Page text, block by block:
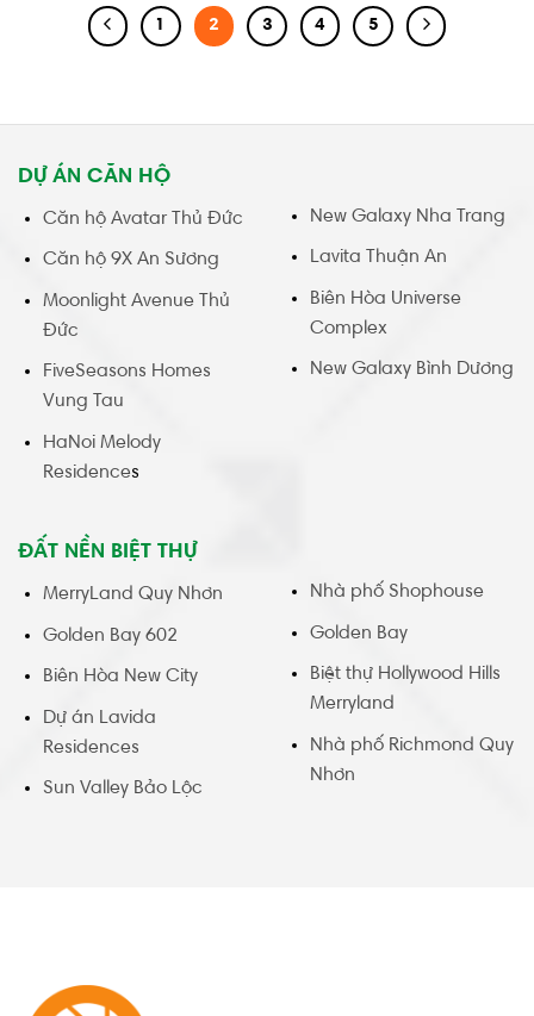
1 2 3 4 5
DỰ ÁN CĂN HỘ
Căn hộ Avatar Thủ Đức
Căn hộ 9X An Sương
Moonlight Avenue Thủ
Đức
FiveSeasons Homes
Vung Tau
HaNoi Melody
Residences
New Galaxy Nha Trang
Lavita Thuận An
Biên Hòa Universe
Complex
New Galaxy Bình Dương
ĐẤT NỀN BIỆT THỰ
MerryLand Quy Nhơn
Golden Bay 602
Biên Hòa New City
Dự án Lavida
Residences
Sun Valley Bảo Lộc
Nhà phố Shophouse
Golden Bay
Biệt thự Hollywood Hills
Merryland
Nhà phố Richmond Quy
Nhơn